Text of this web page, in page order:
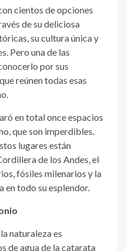
cientos de opciones
de su deliciosa
su cultura única y
Pero una de las
por sus
reúnen todas esas
en total once espacios
que son imperdibles.
lugares están
de los Andes, el
fósiles milenarios y la
en todo su esplendor.
naturaleza es
de agua de la catarata